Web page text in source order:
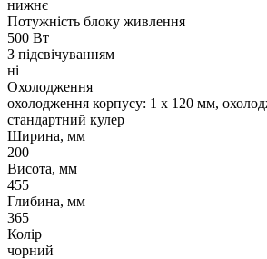
нижнє
Потужність блоку живлення
500 Вт
З підсвічуванням
ні
Охолодження
охолодження корпусу: 1 x 120 мм,
стандартний кулер
Ширина, мм
200
Висота, мм
455
Глибина, мм
365
Колір
чорний